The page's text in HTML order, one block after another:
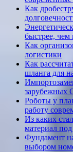
Как
быстрее,
Как
логистики
Как
шланга для
зарубежных
Роботы у
работу
Из каких
материал
Фундамент
выбором